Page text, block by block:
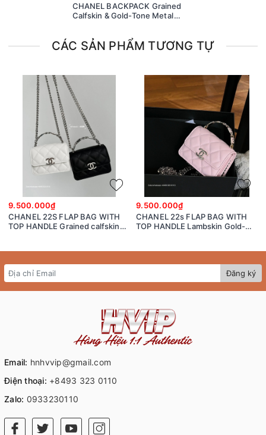
CHANEL BACKPACK Grained
Calfskin & Gold-Tone Metal
CÁC SẢN PHẨM TƯƠNG TỰ
9.500.000₫
CHANEL 22S FLAP BAG WITH
TOP HANDLE Grained calfskin
9.500.000₫
CHANEL 22s FLAP BAG WITH
TOP HANDLE Lambskin Gold-
Đăng ký
Email: hnhvvip@gmail.com
Điện thoại: +8493 323 0110
Zalo: 0933230110